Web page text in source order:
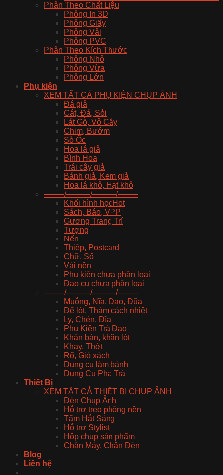
Phân Theo Chất Liệu
Phông In 3D
Phông Giấy
Phông Vải
Phông PVC
Phân Theo Kích Thước
Phông Nhỏ
Phông Vừa
Phông Lớn
Phụ kiện
XEM TẤT CẢ PHỤ KIỆN CHỤP ẢNH
Đá giả
Cát, Đá, Sỏi
Lát Gỗ, Vỏ Cây
Chim, Bướm
Sò Ốc
Hoa lá giả
Bình Hoa
Trái cây giả
Bánh giả, Kem giả
Hoa lá khô, Hạt khô
——–/———/———/——–
Khối hình học
Sách, Báo, VPP
Gương Trang Trí
Tượng
Nến
Thiệp, Postcard
Chữ, Số
Vải nền
Phụ kiện chưa phân loại
Đạo cụ chưa phân loại
——–/———/———/——–
Muỗng, Nĩa, Dao, Đũa
Đế lót, Thảm cách nhiệt
Ly, Chén, Đĩa
Phụ Kiện Trà Đạo
Khăn bàn, khăn lót
Khay, Thớt
Rổ, Giỏ xách
Dụng cụ làm bánh
Dụng Cụ Pha Trà
Thiết Bị
XEM TẤT CẢ THIẾT BỊ CHỤP ẢNH
Đèn Chụp Ảnh
Hỗ trợ treo phông nền
Tấm Hắt Sáng
Hỗ trợ Stylist
Hộp chụp sản phẩm
Chân Máy, Chân Đèn
Blog
Liên hệ